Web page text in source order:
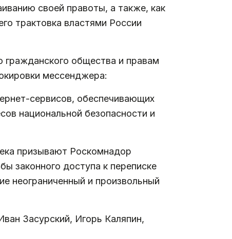
своей правоты, а также, как
трактовка властями России
общества и правам
мессенджера:
сервисов, обеспечивающих
национальной безопасности и
призывают Роскомнадор
законного доступа к переписке
неограниченный и произвольный
Засурский, Игорь Каляпин,